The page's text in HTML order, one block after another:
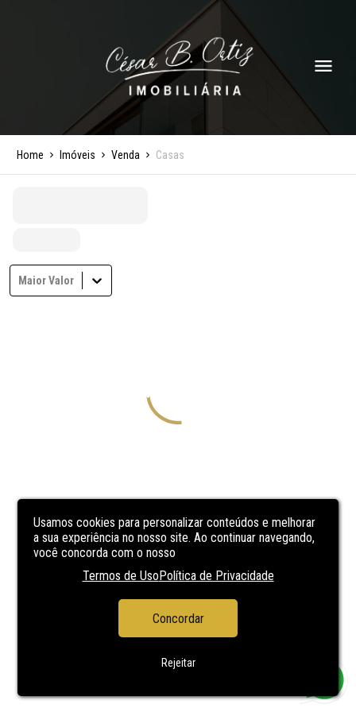
Usamos cookies para personalizar conteúdos e melhorar
a sua experiência no nosso site. Ao continuar navegando,
você concorda com o nosso
Termos de UsoPolítica de Privacidade
Concordar
Rejeitar
Home Imóveis Venda Casas
Maior Valor